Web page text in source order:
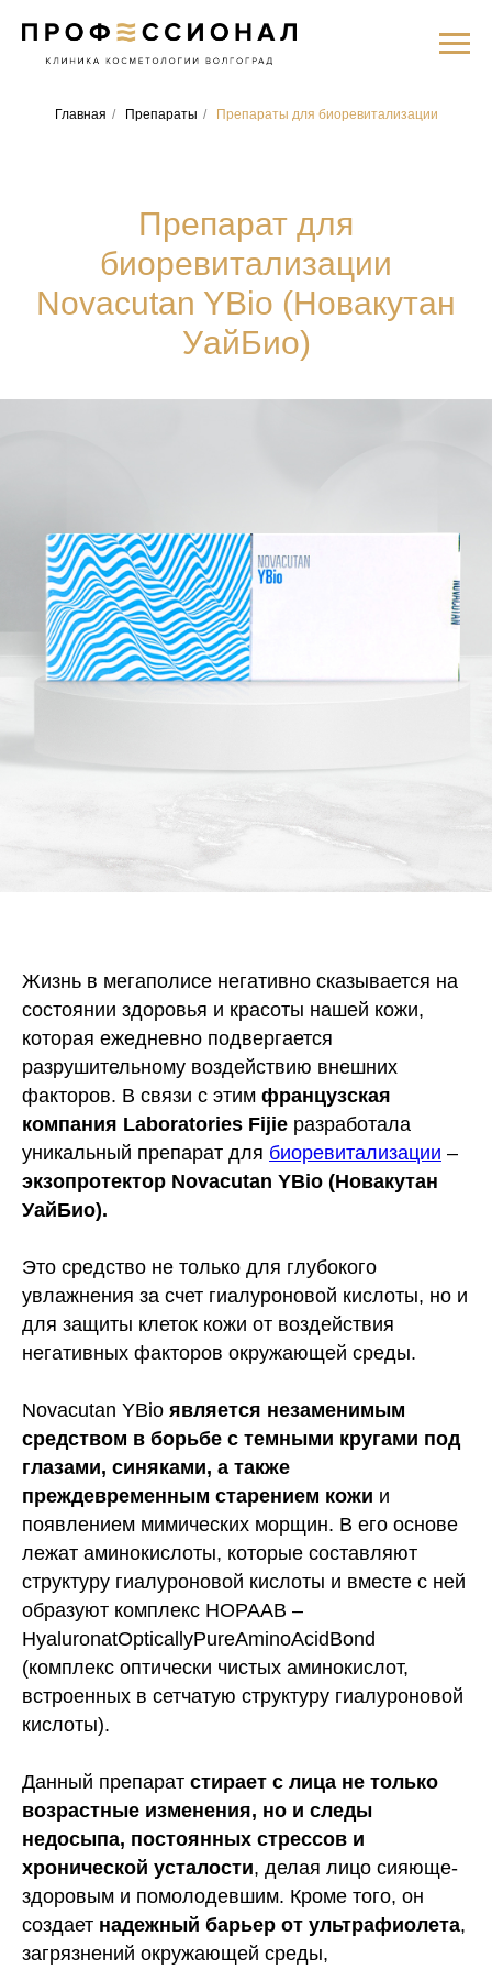
Главная / Препараты / Препараты для биоревитализации
Препарат для
биоревитализации
Novacutan YBio (Новакутан
УайБио)
Жизнь в мегаполисе негативно сказывается на
состоянии здоровья и красоты нашей кожи,
которая ежедневно подвергается
разрушительному воздействию внешних
факторов. В связи с этим французская
компания Laboratories Fijie разработала
уникальный препарат для биоревитализации –
экзопротектор Novacutan YBio (Новакутан
УайБио).
Это средство не только для глубокого
увлажнения за счет гиалуроновой кислоты, но и
для защиты клеток кожи от воздействия
негативных факторов окружающей среды.
Novacutan YBio является незаменимым
средством в борьбе с темными кругами под
глазами, синяками, а также
преждевременным старением кожи и
появлением мимических морщин. В его основе
лежат аминокислоты, которые составляют
структуру гиалуроновой кислоты и вместе с ней
образуют комплекс HOPAAB –
HyaluronatOpticallyPureAminoAcidBond
(комплекс оптически чистых аминокислот,
встроенных в сетчатую структуру гиалуроновой
кислоты).
Данный препарат стирает с лица не только
возрастные изменения, но и следы
недосыпа, постоянных стрессов и
хронической усталости, делая лицо сияюще-
здоровым и помолодевшим. Кроме того, он
создает надежный барьер от ультрафиолета,
загрязнений окружающей среды,